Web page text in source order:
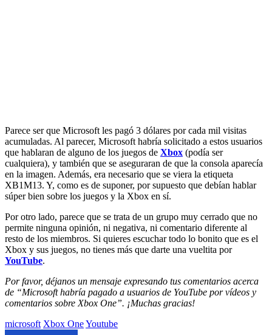
Parece ser que Microsoft les pagó 3 dólares por cada mil visitas
acumuladas. Al parecer, Microsoft habría solicitado a estos usuarios
que hablaran de alguno de los juegos de Xbox (podía ser
cualquiera), y también que se aseguraran de que la consola aparecía
en la imagen. Además, era necesario que se viera la etiqueta
XB1M13. Y, como es de suponer, por supuesto que debían hablar
súper bien sobre los juegos y la Xbox en sí.
Por otro lado, parece que se trata de un grupo muy cerrado que no
permite ninguna opinión, ni negativa, ni comentario diferente al
resto de los miembros. Si quieres escuchar todo lo bonito que es el
Xbox y sus juegos, no tienes más que darte una vueltita por
YouTube.
Por favor, déjanos un mensaje expresando tus comentarios acerca
de “Microsoft habría pagado a usuarios de YouTube por vídeos y
comentarios sobre Xbox One”. ¡Muchas gracias!
Etiquetado
microsoft Xbox OneYoutube